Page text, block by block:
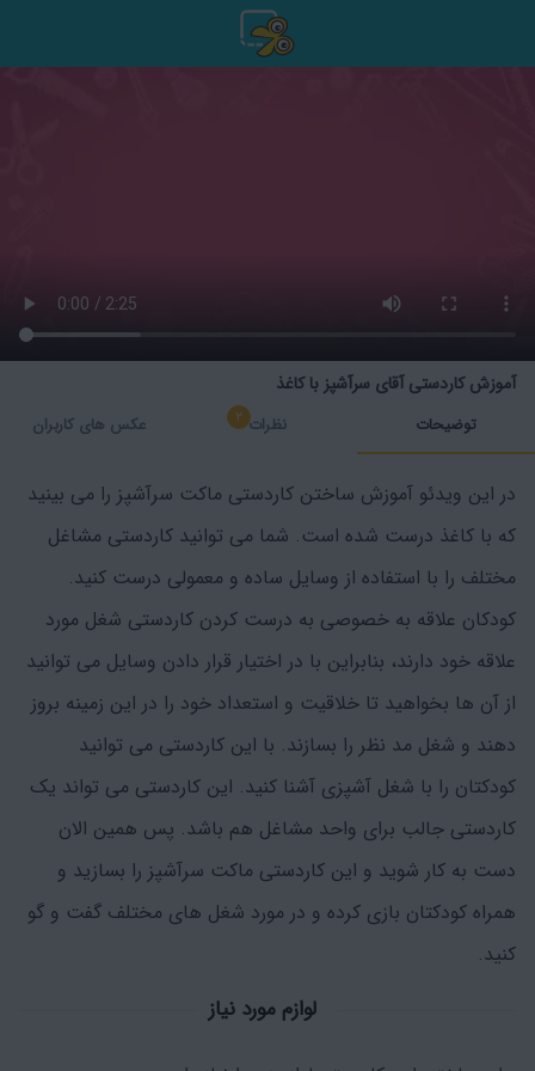
آموزش کاردستی آقای سرآشپز با کاغذ
توضیحات نظرات ۲ عکس های کاربران
در این ویدئو آموزش ساختن کاردستی ماکت سرآشپز را می بینید
که با کاغذ درست شده است. شما می توانید کاردستی مشاغل
مختلف را با استفاده از وسایل ساده و معمولی درست کنید.
کودکان علاقه به خصوصی به درست کردن کاردستی شغل مورد
علاقه خود دارند، بنابراین با در اختیار قرار دادن وسایل می توانید
از آن ها بخواهید تا خلاقیت و استعداد خود را در این زمینه بروز
دهند و شغل مد نظر را بسازند. با این کاردستی می توانید
کودکتان را با شغل آشپزی آشنا کنید. این کاردستی می تواند یک
کاردستی جالب برای واحد مشاغل هم باشد. پس همین الان
دست به کار شوید و این کاردستی ماکت سرآشپز را بسازید و
همراه کودکتان بازی کرده و در مورد شغل های مختلف گفت و گو
کنید.
لوازم مورد نیاز